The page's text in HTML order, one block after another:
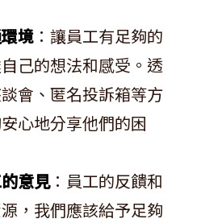
境 ：讓員工有足夠的
己的想法和感受。透
會、匿名投訴箱等方
心地分享他們的困
意見：員工的反饋和
，我們應該給予足夠